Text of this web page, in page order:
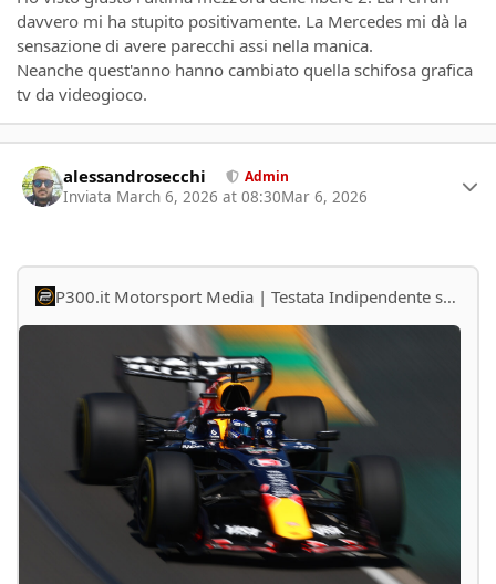
davvero mi ha stupito positivamente. La Mercedes mi dà la
sensazione di avere parecchi assi nella manica.
Neanche quest'anno hanno cambiato quella schifosa grafica
tv da videogioco.
alessandrosecchi Admin
Inviata March 6, 2026 at 08:30Mar 6, 2026
P300.it Motorsport Media | Testata Indipendente sul Motorsport - F1, WEC, Formula E, WRC, IndyCar, MotoGP, SBK, MXGP